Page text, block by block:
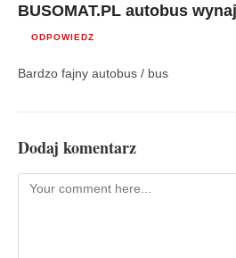
BUSOMAT.PL autobus
ODPOWIEDZ
Bardzo fajny autobus / bus
Dodaj komentarz